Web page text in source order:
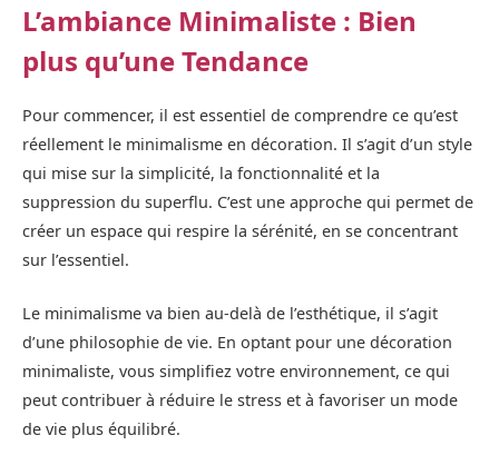
L’ambiance Minimaliste : Bien
plus qu’une Tendance
Pour commencer, il est essentiel de comprendre ce qu’est
réellement le minimalisme en décoration. Il s’agit d’un style
qui mise sur la simplicité, la fonctionnalité et la
suppression du superflu. C’est une approche qui permet de
créer un espace qui respire la sérénité, en se concentrant
sur l’essentiel.
Le minimalisme va bien au-delà de l’esthétique, il s’agit
d’une philosophie de vie. En optant pour une décoration
minimaliste, vous simplifiez votre environnement, ce qui
peut contribuer à réduire le stress et à favoriser un mode
de vie plus équilibré.